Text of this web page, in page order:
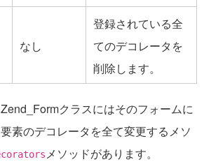
なし
登録されている全
てのデコレータを
削除します。
クラスにはそのフォームに
素のデコレータを全て変更するメソ
メソッドがあります。